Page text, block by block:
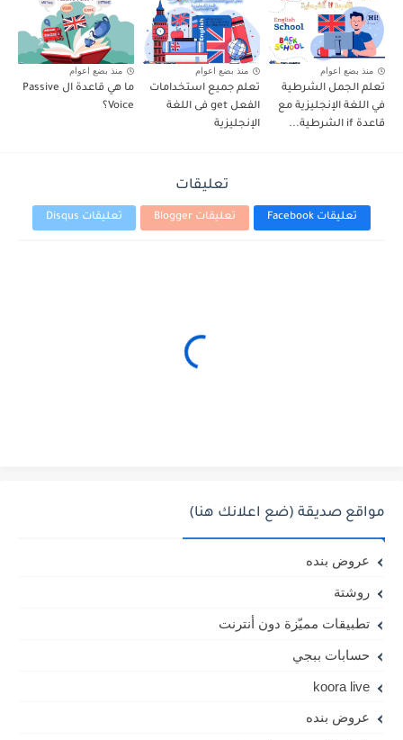
منذ بضع اعوام
تعلم الجمل الشرطية
في اللغة الإنجليزية مع
قاعدة if الشرطية...
منذ بضع اعوام
تعلم جميع استخدامات
الفعل get فى اللغة
الإنجليزية
منذ بضع اعوام
ما هي قاعدة ال Passive
Voice؟
تعليقات
تعليقات Facebook تعليقات Blogger تعليقات Disqus
مواقع صديقة (ضع اعلانك هنا)
عروض بنده
روشتة
تطبيقات مميّزة دون أنترنت
حسابات ببجي
koora live
عروض بنده